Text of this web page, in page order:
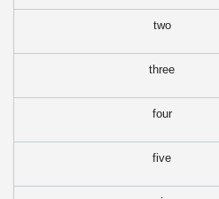
two
three
four
five